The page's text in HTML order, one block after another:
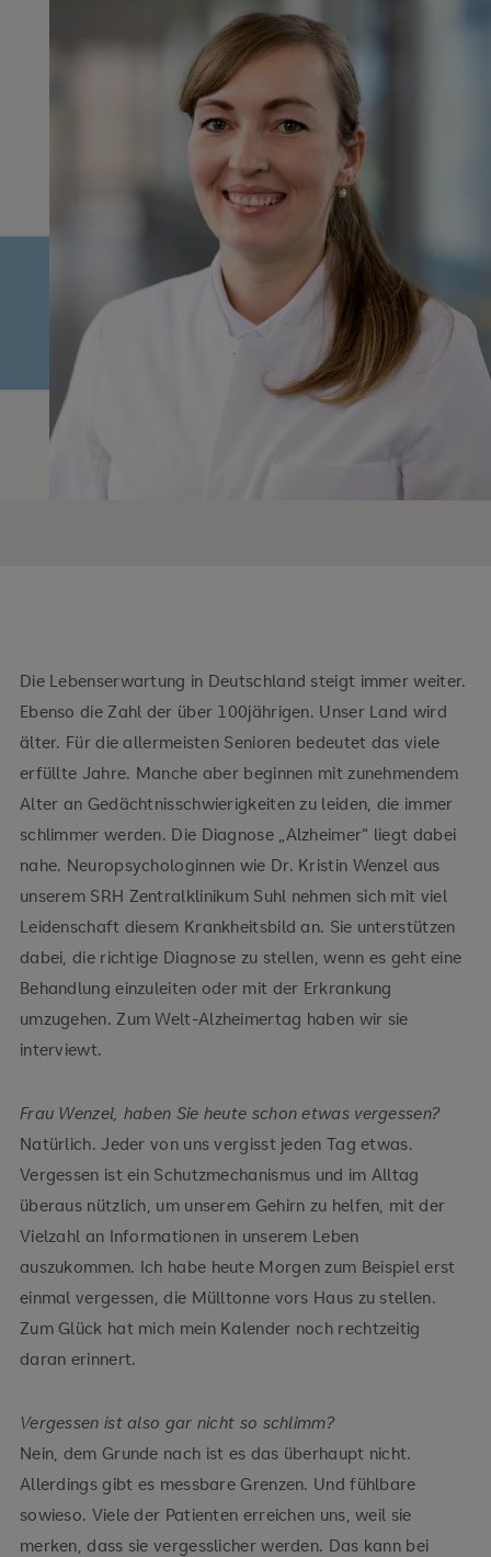
Die Lebenserwartung in Deutschland steigt immer weiter.
Ebenso die Zahl der über 100jährigen. Unser Land wird
älter. Für die allermeisten Senioren bedeutet das viele
erfüllte Jahre. Manche aber beginnen mit zunehmendem
Alter an Gedächtnisschwierigkeiten zu leiden, die immer
schlimmer werden. Die Diagnose „Alzheimer“ liegt dabei
nahe. Neuropsychologinnen wie Dr. Kristin Wenzel aus
unserem SRH Zentralklinikum Suhl nehmen sich mit viel
Leidenschaft diesem Krankheitsbild an. Sie unterstützen
dabei, die richtige Diagnose zu stellen, wenn es geht eine
Behandlung einzuleiten oder mit der Erkrankung
umzugehen. Zum Welt-Alzheimertag haben wir sie
interviewt.
Frau Wenzel, haben Sie heute schon etwas vergessen?
Natürlich. Jeder von uns vergisst jeden Tag etwas.
Vergessen ist ein Schutzmechanismus und im Alltag
überaus nützlich, um unserem Gehirn zu helfen, mit der
Vielzahl an Informationen in unserem Leben
auszukommen. Ich habe heute Morgen zum Beispiel erst
einmal vergessen, die Mülltonne vors Haus zu stellen.
Zum Glück hat mich mein Kalender noch rechtzeitig
daran erinnert.
Vergessen ist also gar nicht so schlimm?
Nein, dem Grunde nach ist es das überhaupt nicht.
Allerdings gibt es messbare Grenzen. Und fühlbare
sowieso. Viele der Patienten erreichen uns, weil sie
merken, dass sie vergesslicher werden. Das kann bei